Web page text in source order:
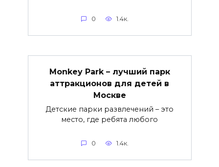
0 1.4к.
Monkey Park – лучший парк
аттракционов для детей в
Москве
Детские парки развлечений – это
место, где ребята любого
0 1.4к.